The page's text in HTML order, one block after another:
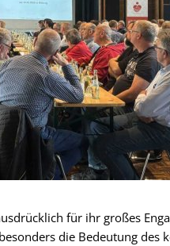
für ihr großes
die Bedeutung des